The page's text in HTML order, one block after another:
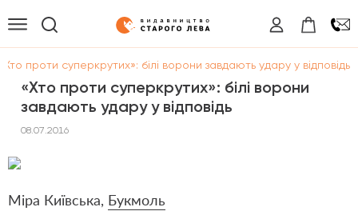
«Хто проти суперкрутих»: білі ворони завдають удару у відповідь
«Хто проти суперкрутих»: білі ворони
завдають удару у відповідь
08.07.2016
Міра Київська, Букмоль